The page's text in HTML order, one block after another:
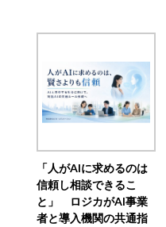
「人がAIに求めるのは
信頼し相談できるこ
と」 ロジカがAI事業
者と導入機関の共通指